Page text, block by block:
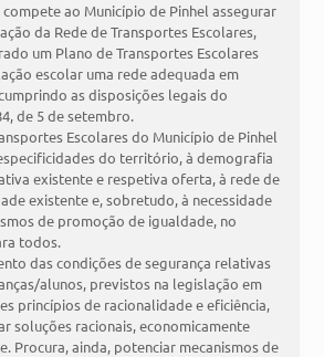
ao Município de Pinhel assegurar
da Rede de Transportes Escolares,
um Plano de Transportes Escolares
escolar uma rede adequada em
as disposições legais do
de 5 de setembro.
Escolares do Município de Pinhel
do território, à demografia
existente e respetiva oferta, à rede de
existente e, sobretudo, à necessidade
de promoção de igualdade, no
todos.
das condições de segurança relativas
alunos, previstos na legislação em
princípios de racionalidade e eficiência,
soluções racionais, economicamente
Procura, ainda, potenciar mecanismos de